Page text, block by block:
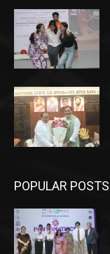
POPULAR POSTS